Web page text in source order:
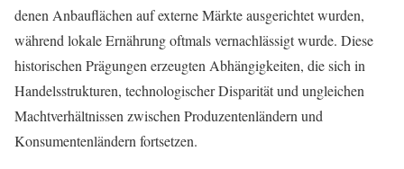
denen Anbauflächen auf externe Märkte ausgerichtet wurden,
während lokale Ernährung oftmals vernachlässigt wurde. Diese
historischen Prägungen erzeugten Abhängigkeiten, die sich in
Handelsstrukturen, technologischer Disparität und ungleichen
Machtverhältnissen zwischen Produzentenländern und
Konsumentenländern fortsetzen.